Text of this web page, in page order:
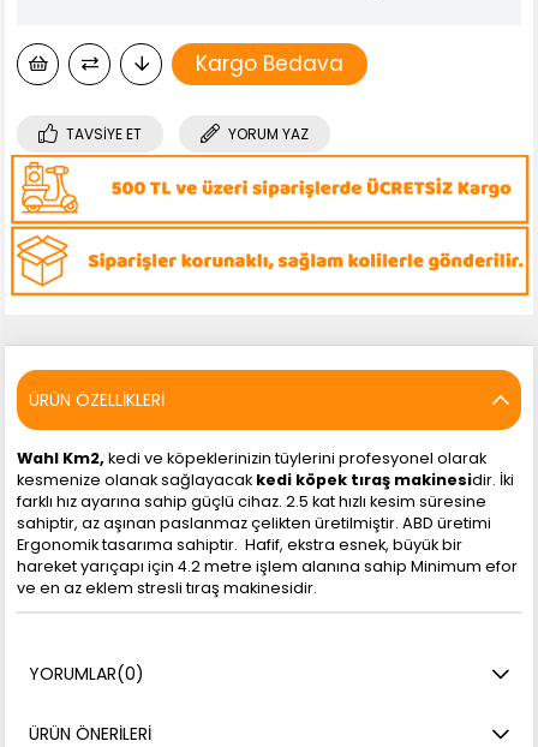
Kargo Bedava
TAVSIYE ET YORUM YAZ
ÜRÜN ÖZELLIKLERI
Wahl Km2, kedi ve köpeklerinizin tüylerini profesyonel olarak
kesmenize olanak sağlayacak kedi köpek tıraş makinesidir. İki
farklı hız ayarına sahip güçlü cihaz. 2.5 kat hızlı kesim süresine
sahiptir, az aşınan paslanmaz çelikten üretilmiştir. ABD üretimi
Ergonomik tasarıma sahiptir. Hafif, ekstra esnek, büyük bir
hareket yarıçapı için 4.2 metre işlem alanına sahip Minimum efor
ve en az eklem stresli tıraş makinesidir.
YORUMLAR(0)
ÜRÜN ÖNERILERI